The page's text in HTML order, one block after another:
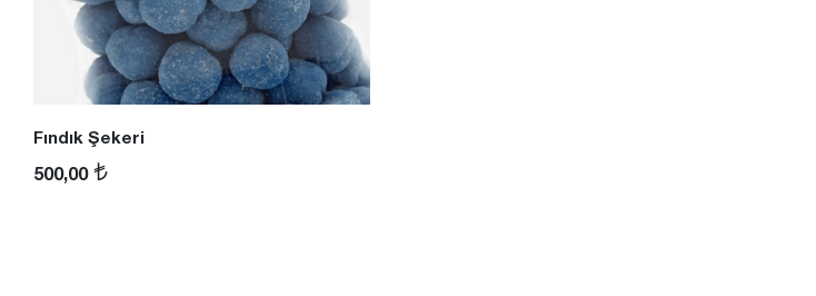
Fındık Şekeri
500,00